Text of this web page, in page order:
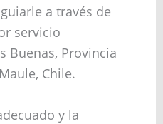
a través de
servicio
Buenas, Provincia
Chile.
y la